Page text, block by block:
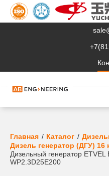
О
Клиентам
Главная Каталог
Дизель генератор (ДГУ) 16
Дизельный генератор ETVEL
WP2.3D25E200